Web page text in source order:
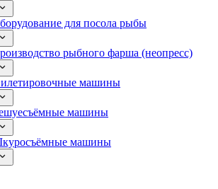
для посола рыбы
рыбного фарша (неопресс)
машины
машины
машины